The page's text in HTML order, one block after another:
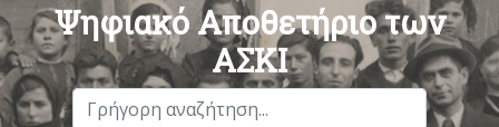
Ψηφιακό Αποθετήριο των
ΑΣΚΙ